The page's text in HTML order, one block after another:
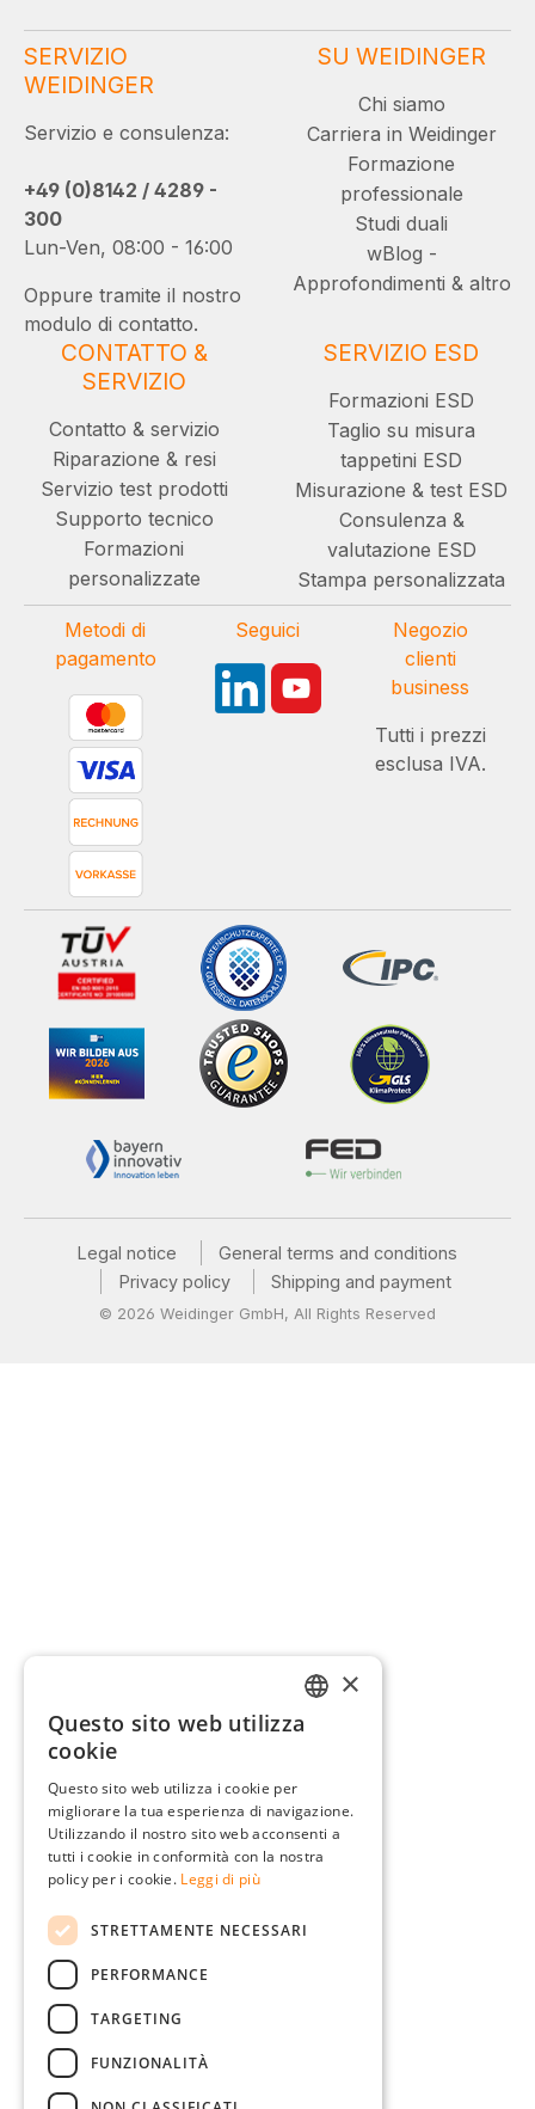
SERVIZIO
WEIDINGER
Servizio e consulenza:
+49 (0)8142 / 4289 -
300
Lun-Ven, 08:00 - 16:00
Oppure tramite il nostro
modulo di contatto.
SU WEIDINGER
Chi siamo
Carriera in Weidinger
Formazione
professionale
Studi duali
wBlog -
Approfondimenti & altro
CONTATTO &
SERVIZIO
Contatto & servizio
Riparazione & resi
Servizio test prodotti
Supporto tecnico
Formazioni
personalizzate
SERVIZIO ESD
Formazioni ESD
Taglio su misura
tappetini ESD
Misurazione & test ESD
Consulenza &
valutazione ESD
Stampa personalizzata
Metodi di
pagamento
Seguici
Negozio
clienti
business
Tutti i prezzi
esclusa IVA.
Legal notice
General terms and conditions
Privacy policy
Shipping and payment
© 2026 Weidinger GmbH, All Rights Reserved
FRENCH
ITALIAN
×
Questo sito web utilizza
cookie
Questo sito web utilizza i cookie per
migliorare la tua esperienza di navigazione.
Utilizzando il nostro sito web acconsenti a
tutti i cookie in conformità con la nostra
policy per i cookie. Leggi di più
STRETTAMENTE NECESSARI
PERFORMANCE
TARGETING
FUNZIONALITÀ